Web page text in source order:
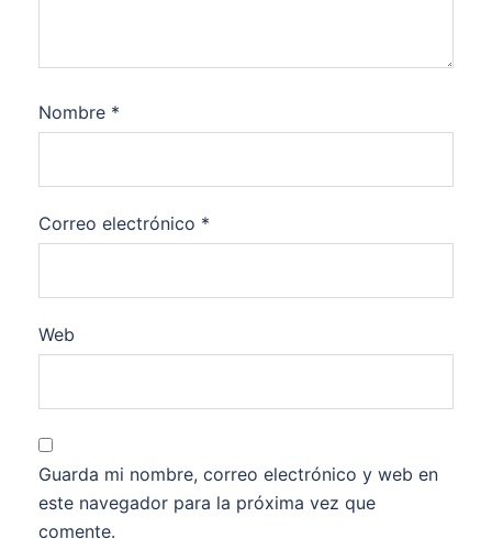
Nombre *
Correo electrónico *
Web
Guarda mi nombre, correo electrónico y web en
este navegador para la próxima vez que
comente.